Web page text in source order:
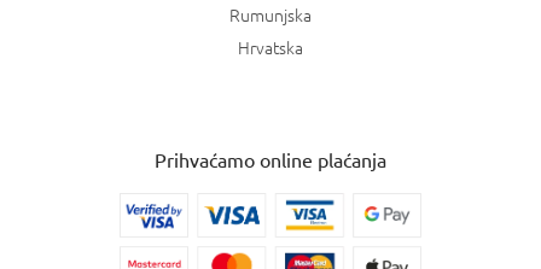
Rumunjska
Hrvatska
Prihvaćamo online plaćanja